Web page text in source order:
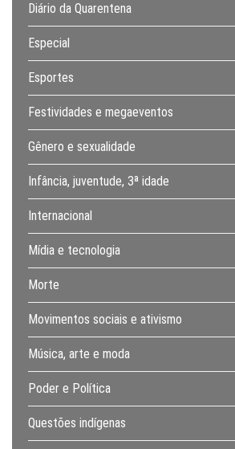
Diário da Quarentena
Especial
Esportes
Festividades e megaeventos
Gênero e sexualidade
Infância, juventude, 3ª idade
Internacional
Mídia e tecnologia
Morte
Movimentos sociais e ativismo
Música, arte e moda
Poder e Política
Questões indígenas